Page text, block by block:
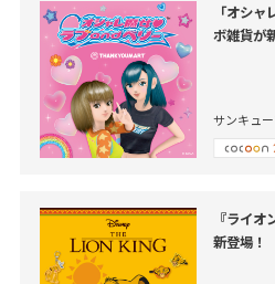
「オシ
ボ雑貨が
サンキュ
『ライ
新登場！